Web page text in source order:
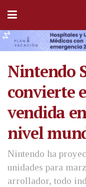
Nintendo
convierte
vendida
nivel
Nintendo ha
unidades para
arrollador, todo